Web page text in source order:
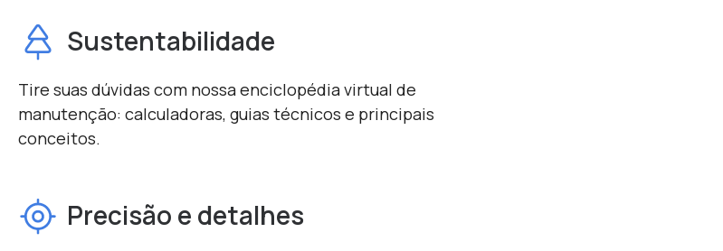
Sustentabilidade
Tire suas dúvidas com nossa enciclopédia virtual de
manutenção: calculadoras, guias técnicos e principais
conceitos.
Precisão e detalhes